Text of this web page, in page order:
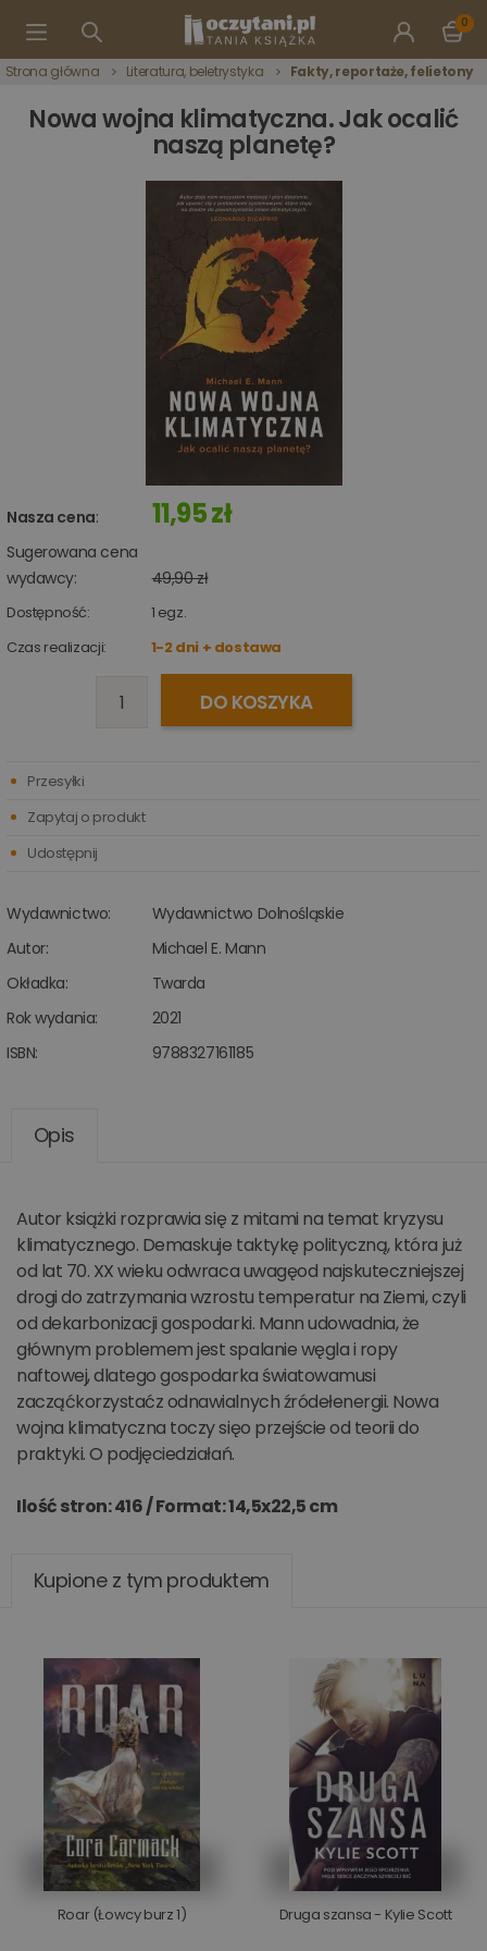
0
Strona główna Literatura, beletrystyka Fakty, reportaże, felietony
Nowa wojna klimatyczna. Jak ocalić
naszą planetę?
Nasza cena: 11,95 zł
Sugerowana cena
wydawcy:
49,90 zł
Dostępność: 1 egz.
Czas realizacji:
1-2 dni + dostawa
DO KOSZYKA
Wydawnictwo:
Wydawnictwo Dolnośląskie
Autor:
Michael E. Mann
Okładka:
Twarda
Rok wydania:
2021
ISBN:
9788327161185
Przesyłki
Zapytaj o produkt
Udostępnij
Opis
Autor książki rozprawia się z mitami na temat kryzysu
klimatycznego. Demaskuje taktykę polityczną, która już
od lat 70. XX wieku odwraca uwagęod najskuteczniejszej
drogi do zatrzymania wzrostu temperatur na Ziemi, czyli
od dekarbonizacji gospodarki. Mann udowadnia, że
głównym problemem jest spalanie węgla i ropy
naftowej, dlatego gospodarka światowamusi
zacząćkorzystaćz odnawialnych źródełenergii. Nowa
wojna klimatyczna toczy sięo przejście od teorii do
praktyki. O podjęciedziałań.
Ilość stron: 416 /Format: 14,5x22,5 cm
Kupione z tym produktem
Roar (Łowcy burz 1) Druga szansa - Kylie Scott